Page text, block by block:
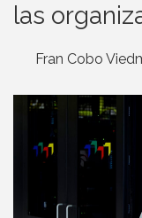
las
Fran Cobo